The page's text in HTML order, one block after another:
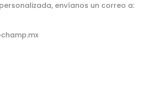
envíanos un correo a: